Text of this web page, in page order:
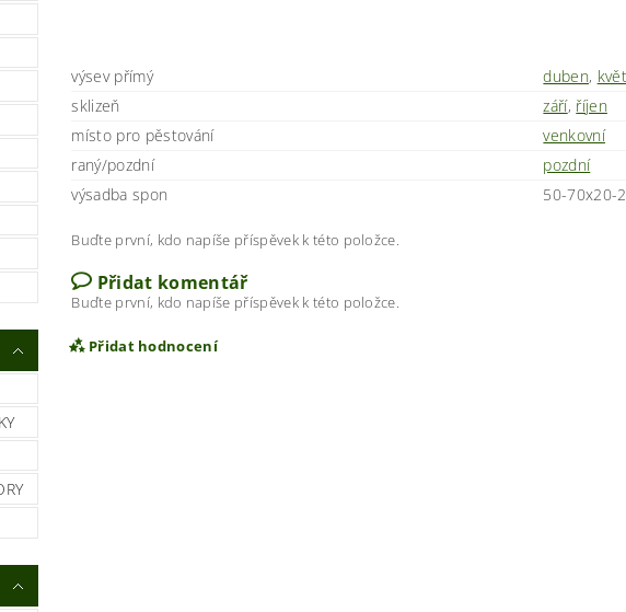
výsev přímý duben,
sklizeň
září, říjen
místo pro pěstování
venkovní
raný/pozdní
pozdní
výsadba spon
50-70x20-
Buďte první, kdo napíše příspěvek k této položce.
Přidat komentář
Buďte první, kdo napíše příspěvek k této položce.
Přidat hodnocení